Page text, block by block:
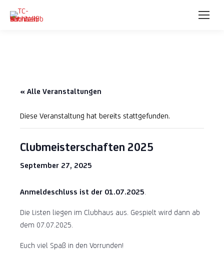
« Alle Veranstaltungen
Diese Veranstaltung hat bereits stattgefunden.
Clubmeisterschaften 2025
September 27, 2025
Anmeldeschluss ist der 01.07.2025
Die Listen liegen im Clubhaus aus. Gespielt wird dann ab
dem 07.07.2025.
Euch viel Spaß in den Vorrunden!